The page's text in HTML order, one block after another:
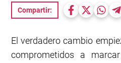
Compartir:
El verdadero cambio
comprometidos a